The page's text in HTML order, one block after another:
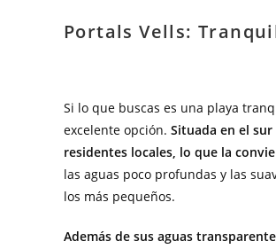
Portals Vells:
Si lo que buscas es una playa
excelente opción. Situada en el
residentes locales, lo que la
las aguas poco profundas y las
los más pequeños.
Además de sus aguas